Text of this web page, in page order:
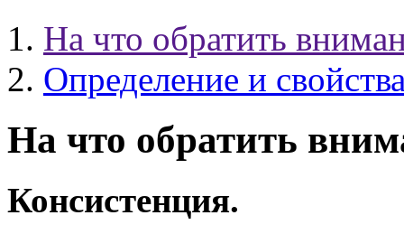
На что обратить
Определение и
На что обратить
Консистенция.